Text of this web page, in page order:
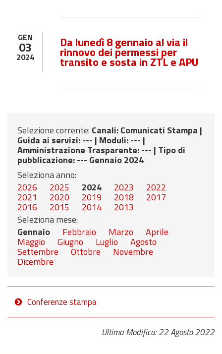
GEN
03
2024
Da lunedì 8 gennaio al via il
rinnovo dei permessi per
transito e sosta in ZTL e APU
Selezione corrente: Canali: Comunicati Stampa |
Guida ai servizi: --- | Moduli: --- |
Amministrazione Trasparente: --- | Tipo di
pubblicazione: --- Gennaio 2024
Seleziona anno:
2026
2025 2024 2023 2022
2021 2020 2019 2018 2017
2016 2015 2014
2013
Seleziona mese:
Gennaio
Febbraio Marzo Aprile
Maggio Giugno Luglio Agosto
Settembre Ottobre Novembre
Dicembre
Conferenze stampa
Ultima Modifica: 22 Agosto 2022